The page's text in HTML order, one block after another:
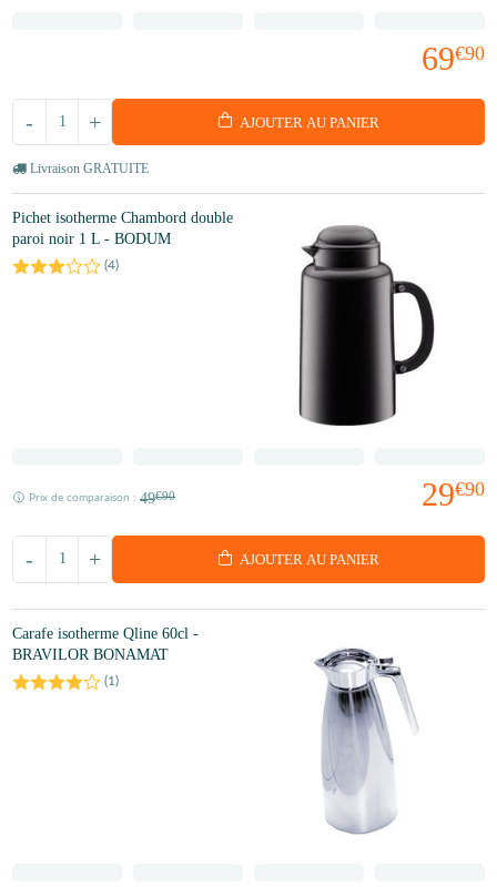
69€90
+
- AJOUTER AU PANIER
Livraison GRATUITE
Pichet isotherme Chambord double
paroi noir 1 L - BODUM
(4)
29€90
Prix de comparaison : 49€90
+
- AJOUTER AU PANIER
Carafe isotherme Qline 60cl -
BRAVILOR BONAMAT
(1)